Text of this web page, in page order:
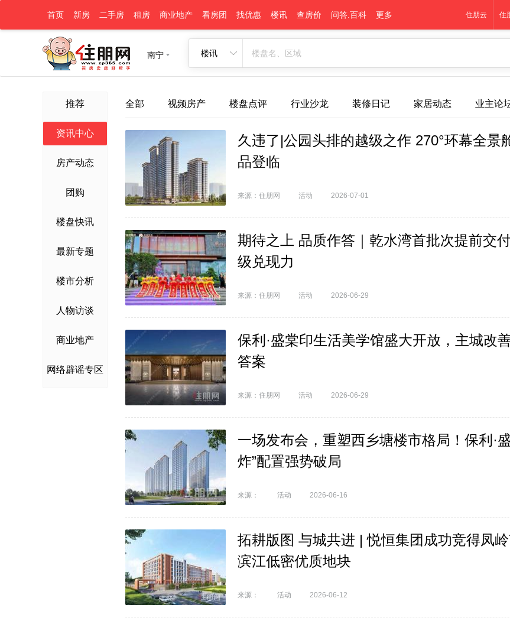
首页 新房 二手房 租房 商业地产 看房团 找优惠 楼讯 查房价 问答.百科 更多 住
住朋云
南宁 楼讯
推荐
资讯中心
房产动态
团购
楼盘快讯
最新专题
楼市分析
人物访谈
商业地产
网络辟谣专区
全部 视频房产 楼盘点评 行业沙龙 装修日记 家居动态 业主论
久违了|公园头排的越级之作 270°环幕全景
品登临
来源：住朋网 活动 2026-07-01
期待之上 品质作答｜乾水湾首批次提前交
级兑现力
来源：住朋网 活动 2026-06-29
保利·盛棠印生活美学馆盛大开放，主城改
答案
来源：住朋网 活动 2026-06-29
一场发布会，重塑西乡塘楼市格局！保利·
炸”配置强势破局
来源： 活动 2026-06-16
拓耕版图 与城共进 | 悦恒集团成功竞得凤
滨江低密优质地块
来源： 活动 2026-06-12